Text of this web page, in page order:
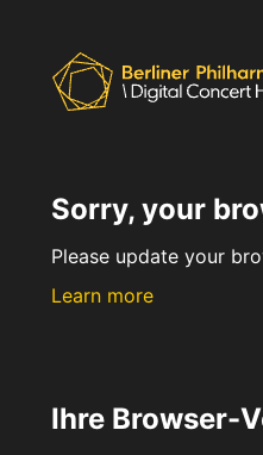
Sorry, your
Please update your
Learn more
Ihre Browser-